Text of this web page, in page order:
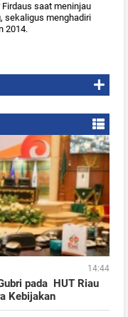
saat meninjau
sekaligus menghadiri
2014.
14:44
pada HUT Riau
Kebijakan